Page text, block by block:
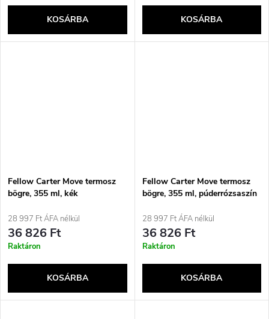
KOSÁRBA KOSÁRBA
Fellow Carter Move termosz
bögre, 355 ml, kék
28 997 Ft ÁFA nélkül
36 826 Ft
Raktáron
KOSÁRBA
Fellow Carter Move termosz
bögre, 355 ml, púderrózsaszín
28 997 Ft ÁFA nélkül
36 826 Ft
Raktáron
KOSÁRBA